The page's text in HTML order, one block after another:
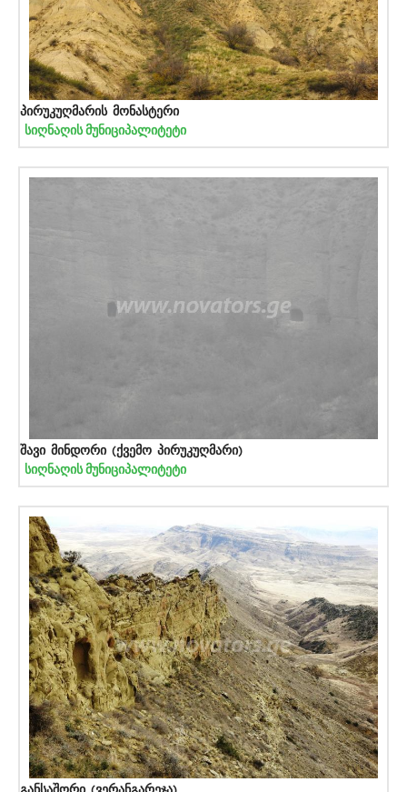
პირუკუღმარის მონასტერი
სიღნაღის მუნიციპალიტეტი
შავი მინდორი (ქვემო პირუკუღმარი)
სიღნაღის მუნიციპალიტეტი
განსაშორი (ვერანგარეჯა)